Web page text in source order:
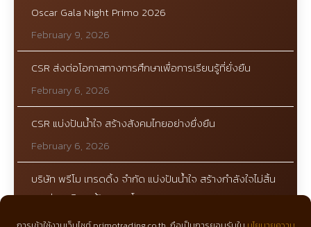
Oscar Gala Night Primo 2026
February 9, 2026
CSR ส่งต่อโอกาสทางการศึกษาเพื่อการเรียนรู้ที่ยั่งยืน
February 6, 2026
CSR แบ่งปันน้ำใจ สร้างสังคมไทยอย่างยื่งยืน
February 6, 2026
บริษัท พรีโม เทรดดิ้ง จำกัด แบ่งปันน้ำใจ สร้างกำลังใจไม่สิ้น
สุด ร่วมบริจาคฟ้าทะลายโจร
February 24, 2023